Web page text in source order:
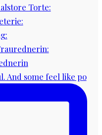
And some feel like po